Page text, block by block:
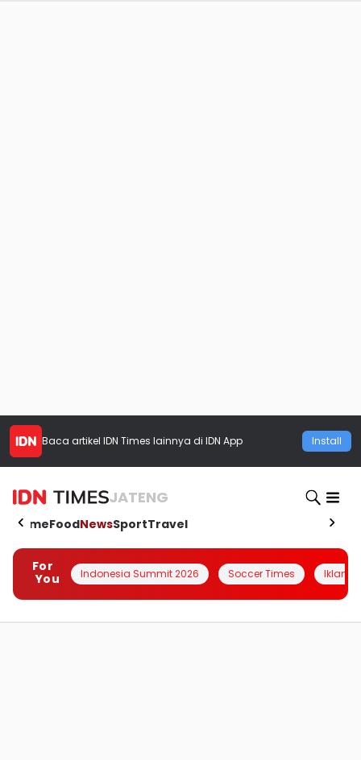
Baca artikel IDN Times lainnya di IDN App Install
JATENG
HomeFoodNewsSportTravel
For
You
Indonesia Summit 2026 Soccer Times Iklanin